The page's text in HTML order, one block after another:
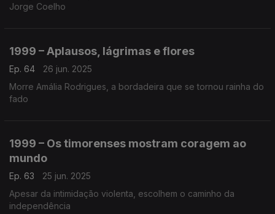
Jorge Coelho
1999 – Aplausos, lágrimas e flores
Ep. 64
26 jun. 2025
Morre Amália Rodrigues, a bordadeira que se tornou rainha do
fado
1999 – Os timorenses mostram coragem ao
mundo
Ep. 63
25 jun. 2025
Apesar da intimidação violenta, escolhem o caminho da
independência